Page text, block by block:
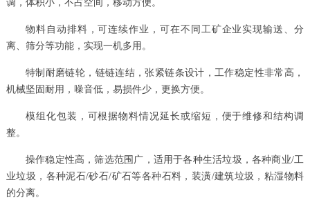
调，体积小，不占空间，移动方便。
物料自动排料，可连续作业，可在不同工矿企业实现输送、分
离、筛分等功能，实现一机多用。
特制耐磨链轮，链链连结，张紧链条设计，工作稳定性非常高，
机械坚固耐用，噪音低，易损件少，更换方便。
模组化包装，可根据物料情况延长或缩短，便于维修和结构调
整。
操作稳定性高，筛选范围广，适用于各种生活垃圾，各种商业/工
业垃圾，各种泥石/砂石/矿石等各种石料，装潢/建筑垃圾，粘湿物料
的分离。